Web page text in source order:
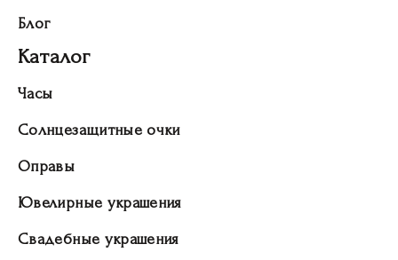
Блог
Каталог
Часы
Солнцезащитные очки
Оправы
Ювелирные украшения
Свадебные украшения